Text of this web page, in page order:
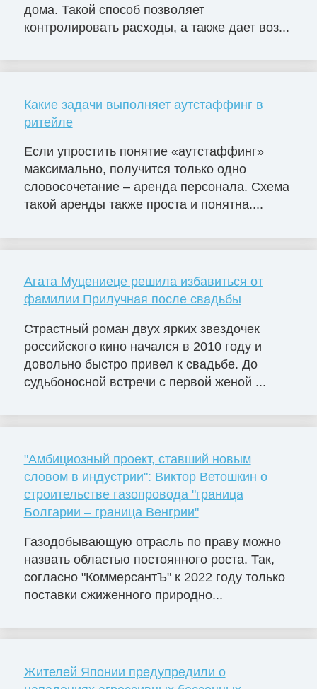
дома. Такой способ позволяет
контролировать расходы, а также дает воз...
Какие задачи выполняет аутстаффинг в
ритейле
Если упростить понятие «аутстаффинг»
максимально, получится только одно
словосочетание – аренда персонала. Схема
такой аренды также проста и понятна....
Агата Муцениеце решила избавиться от
фамилии Прилучная после свадьбы
Страстный роман двух ярких звездочек
российского кино начался в 2010 году и
довольно быстро привел к свадьбе. До
судьбоносной встречи с первой женой ...
"Амбициозный проект, ставший новым
словом в индустрии": Виктор Ветошкин о
строительстве газопровода "граница
Болгарии – граница Венгрии"
Газодобывающую отрасль по праву можно
назвать областью постоянного роста. Так,
согласно "КоммерсантЪ" к 2022 году только
поставки сжиженного природно...
Жителей Японии предупредили о